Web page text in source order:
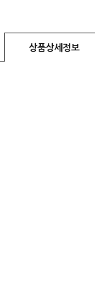
상품상세정보